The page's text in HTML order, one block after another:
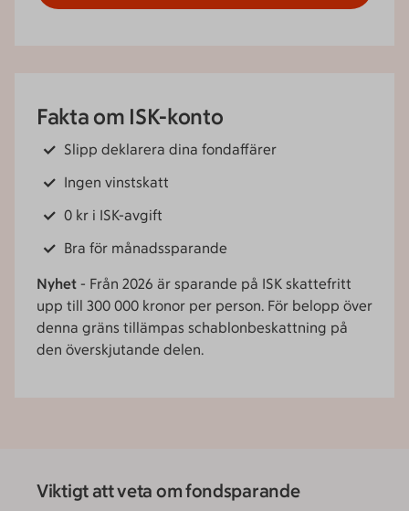
Fakta om ISK-konto
Slipp deklarera dina fondaffärer
Ingen vinstskatt
0 kr i ISK-avgift
Bra för månadssparande
Nyhet - Från 2026 är sparande på ISK skattefritt
upp till 300 000 kronor per person. För belopp över
denna gräns tillämpas schablonbeskattning på
den överskjutande delen.
Viktigt att veta om fondsparande